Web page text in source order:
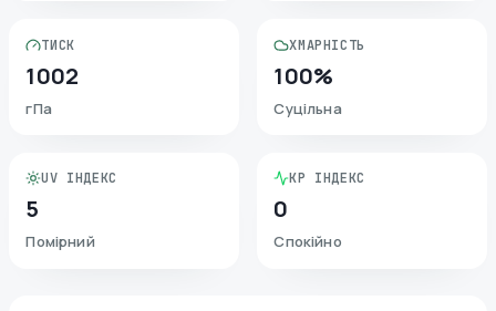
ТИСК
1002
гПа
ХМАРНІСТЬ
100%
Суцільна
UV ІНДЕКС
5
Помірний
KP ІНДЕКС
0
Спокійно